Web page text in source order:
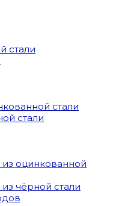
стали
стали
стали
оцинкованной
чёрной стали